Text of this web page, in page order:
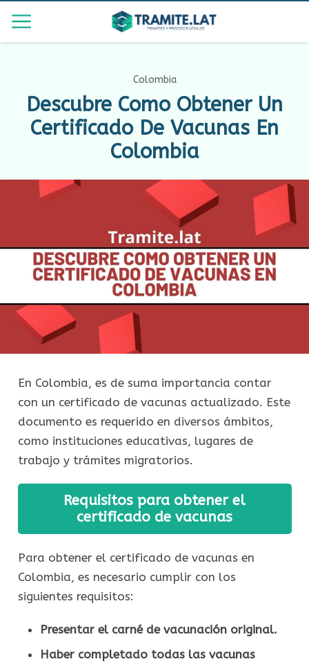
Colombia
Descubre Como Obtener Un
Certificado De Vacunas En
Colombia
En Colombia, es de suma importancia contar
con un certificado de vacunas actualizado. Este
documento es requerido en diversos ámbitos,
como instituciones educativas, lugares de
trabajo y trámites migratorios.
Requisitos para obtener el
certificado de vacunas
Para obtener el certificado de vacunas en
Colombia, es necesario cumplir con los
siguientes requisitos:
Presentar el carné de vacunación original.
Haber completado todas las vacunas